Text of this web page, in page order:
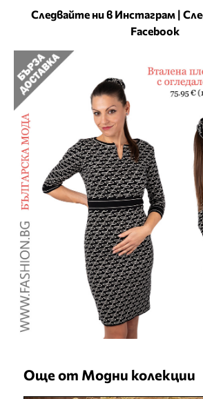
Следвайте ни в Инстаграм |
Facebook
Още от Модни колекции